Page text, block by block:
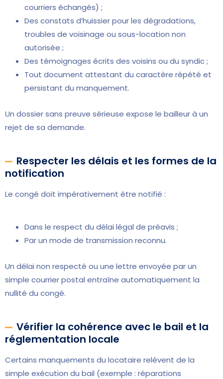
courriers échangés) ;
Des constats d’huissier pour les dégradations,
troubles de voisinage ou sous-location non
autorisée ;
Des témoignages écrits des voisins ou du syndic ;
Tout document attestant du caractère répété et
persistant du manquement.
Un dossier sans preuve sérieuse expose le bailleur à un
rejet de sa demande.
Respecter les délais et les formes de la
notification
Le congé doit impérativement être notifié :
Dans le respect du délai légal de préavis ;
Par un mode de transmission reconnu.
Un délai non respecté ou une lettre envoyée par un
simple courrier postal entraîne automatiquement la
nullité du congé.
Vérifier la cohérence avec le bail et la
réglementation locale
Certains manquements du locataire relèvent de la
simple exécution du bail (exemple : réparations